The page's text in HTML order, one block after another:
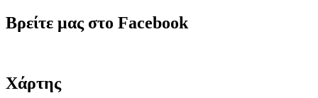
Βρείτε μας στο Facebook
Χάρτης